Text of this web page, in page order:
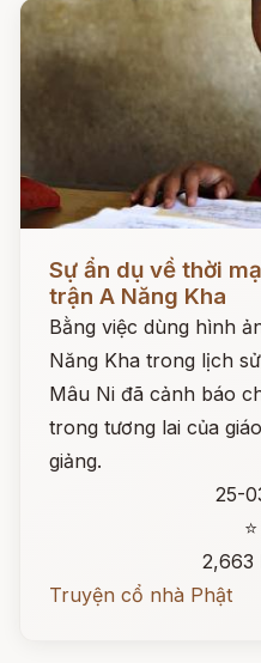
Đọc ngay
Sự ẩn dụ về thời
trận A Năng Kha
Bằng việc dùng hình
Năng Kha trong lịch
Mâu Ni đã cảnh báo
trong tương lai của
giảng.
25-
2,663
Truyện cổ nhà Phật